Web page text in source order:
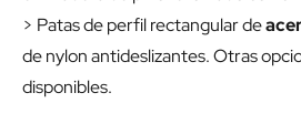
> Patas de perfil rectangular de
de nylon antideslizantes. Otras
disponibles.